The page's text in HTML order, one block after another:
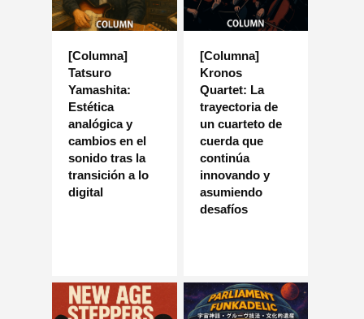
[Columna]
Tatsuro
Yamashita:
Estética
analógica y
cambios en el
sonido tras la
transición a lo
digital
[Columna]
Kronos
Quartet: La
trayectoria de
un cuarteto de
cuerda que
continúa
innovando y
asumiendo
desafíos